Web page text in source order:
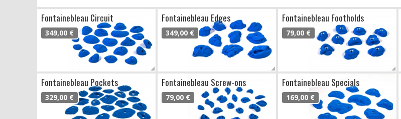
Fontainebleau Circuit
349,00 €
Fontainebleau Edges
349,00 €
Fontainebleau Footholds
79,00 €
Fontainebleau Pockets
329,00 €
Fontainebleau Screw-ons
79,00 €
Fontainebleau Specials
169,00 €